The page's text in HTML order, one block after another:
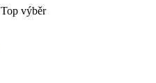
Top výběr